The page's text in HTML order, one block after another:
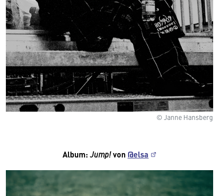
© Janne Hansberg
Album: Jump!von @elsa